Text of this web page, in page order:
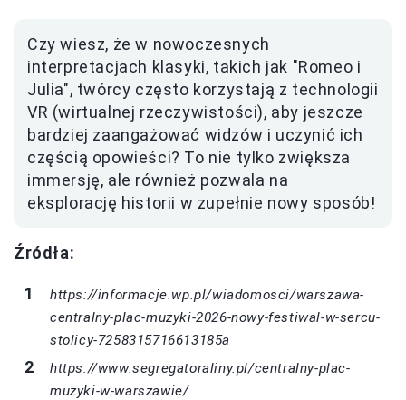
Czy wiesz, że w nowoczesnych
interpretacjach klasyki, takich jak "Romeo i
Julia", twórcy często korzystają z technologii
VR (wirtualnej rzeczywistości), aby jeszcze
bardziej zaangażować widzów i uczynić ich
częścią opowieści? To nie tylko zwiększa
immersję, ale również pozwala na
eksplorację historii w zupełnie nowy sposób!
Źródła:
https://informacje.wp.pl/wiadomosci/warszawa-
centralny-plac-muzyki-2026-nowy-festiwal-w-sercu-
stolicy-7258315716613185a
https://www.segregatoraliny.pl/centralny-plac-
muzyki-w-warszawie/